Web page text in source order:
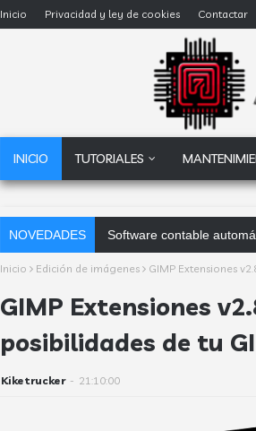
Inicio Privacidad y ley de cookies Contactar
INICIO TUTORIALES
NOVEDADES Software contable
Inicio Edición de imágenes GIMP Extensiones
GIMP Extensiones
posibilidades de tu
Kiketrucker - 21:10:00